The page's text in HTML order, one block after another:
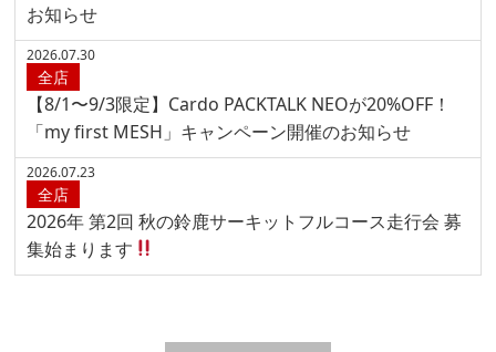
お知らせ
2026.07.30
全店
【8/1〜9/3限定】Cardo PACKTALK NEOが20%OFF！
「my first MESH」キャンペーン開催のお知らせ
2026.07.23
全店
2026年 第2回 秋の鈴鹿サーキットフルコース走行会 募
集始まります